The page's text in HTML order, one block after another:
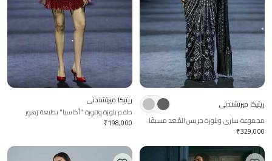
ريتيكا ميرتشندني
مجموعة ساري وبلوزة جريس المُعد مسبقًا
₹329,000
ريتيكا ميرتشندني
طقم بلوزة وتنورة "أكاسيا" بطبعة زهور
₹198,000